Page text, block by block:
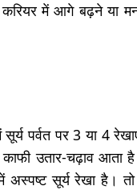
में आगे बढ़ने या
पर्वत पर 3 या 4
उतार-चढ़ाव आता
अस्पष्ट सूर्य रेखा है।